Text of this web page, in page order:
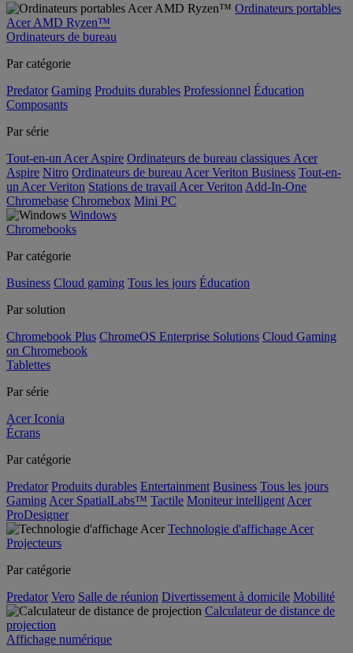
Ordinateurs portables
Acer AMD Ryzen™
Ordinateurs de bureau
Par catégorie
Predator Gaming Produits durables Professionnel Éducation
Composants
Par série
Tout-en-un Acer Aspire Ordinateurs de bureau classiques Acer
Aspire Nitro Ordinateurs de bureau Acer Veriton Business Tout-en-
un Acer Veriton Stations de travail Acer Veriton Add-In-One
Chromebase Chromebox Mini PC
Windows
Chromebooks
Par catégorie
Business Cloud gaming Tous les jours Éducation
Par solution
Chromebook Plus ChromeOS Enterprise Solutions Cloud Gaming
on Chromebook
Tablettes
Par série
Acer Iconia
Écrans
Par catégorie
Predator Produits durables Entertainment Business Tous les jours
Gaming Acer SpatialLabs™ Tactile Moniteur intelligent Acer
ProDesigner
Technologie d'affichage Acer
Projecteurs
Par catégorie
Predator Vero Salle de réunion Divertissement à domicile Mobilité
Calculateur de distance de
projection
Affichage numérique